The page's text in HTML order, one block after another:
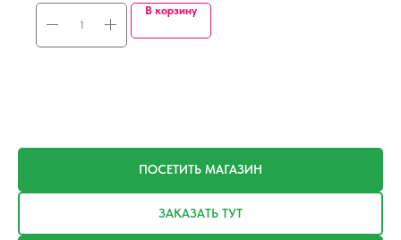
В корзину
ПОСЕТИТЬ МАГАЗИН
ЗАКАЗАТЬ ТУТ